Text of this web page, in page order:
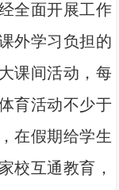
全面开展工作
外学习负担的
课间活动，每
育活动不少于
在假期给学生
校互通教育，